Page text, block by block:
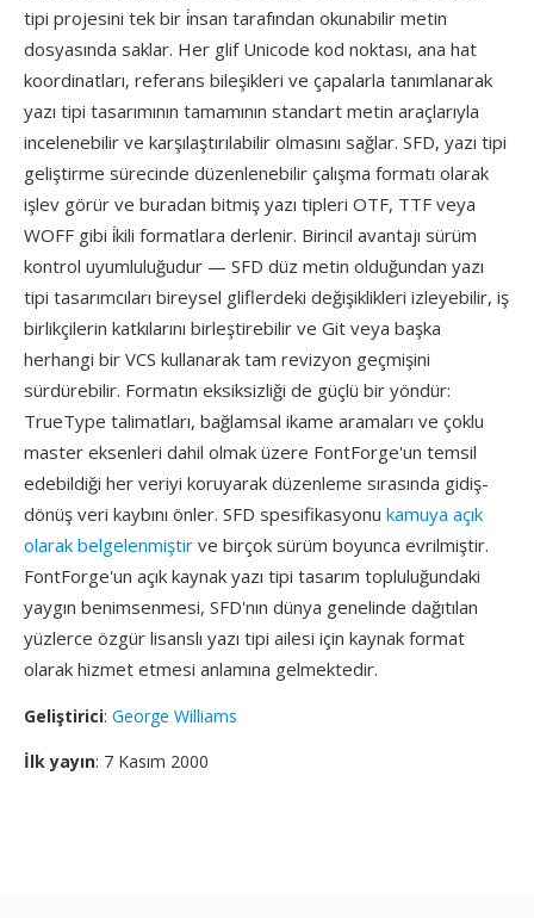
tipi projesini tek bir i̇nsan tarafından okunabilir metin
dosyasında saklar. Her glif Unicode kod noktası, ana hat
koordinatları, referans bileşikleri ve çapalarla tanımlanarak
yazı tipi tasarımının tamamının standart metin araçlarıyla
incelenebilir ve karşılaştırılabilir olmasını sağlar. SFD, yazı tipi
geliştirme sürecinde düzenlenebilir çalışma formatı olarak
işlev görür ve buradan bitmiş yazı tipleri OTF, TTF veya
WOFF gibi i̇kili formatlara derlenir. Birincil avantajı sürüm
kontrol uyumluluğudur — SFD düz metin olduğundan yazı
tipi tasarımcıları bireysel gliflerdeki değişiklikleri izleyebilir, iş
birlikçilerin katkılarını birleştirebilir ve Git veya başka
herhangi bir VCS kullanarak tam revizyon geçmişini
sürdürebilir. Formatın eksiksizliği de güçlü bir yöndür:
TrueType talimatları, bağlamsal ikame aramaları ve çoklu
master eksenleri dahil olmak üzere FontForge'un temsil
edebildiği her veriyi koruyarak düzenleme sırasında gidiş-
dönüş veri kaybını önler. SFD spesifikasyonu kamuya açık
olarak belgelenmiştir ve birçok sürüm boyunca evrilmiştir.
FontForge'un açık kaynak yazı tipi tasarım topluluğundaki
yaygın benimsenmesi, SFD'nın dünya genelinde dağıtılan
yüzlerce özgür lisanslı yazı tipi ailesi için kaynak format
olarak hizmet etmesi anlamına gelmektedir.
Geliştirici: George Williams
İlk yayın: 7 Kasım 2000